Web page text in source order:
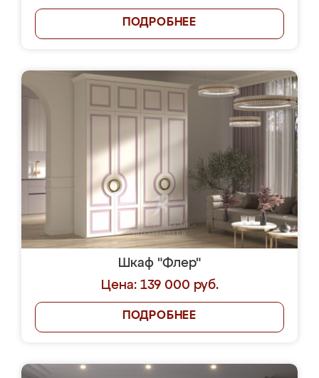
ПОДРОБНЕЕ
Шкаф "Флер"
Цена: 139 000 руб.
ПОДРОБНЕЕ